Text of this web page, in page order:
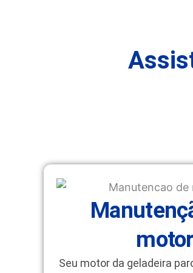
motor
Seu motor da geladeira